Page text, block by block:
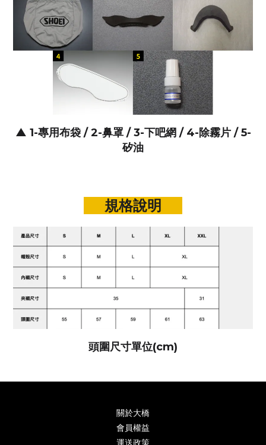
▲ 1-專用布袋 / 2-鼻罩 / 3-下吧網 / 4-除霧片 / 5-
矽油
規格說明
頭圍尺寸單位(cm)
關於大橋
會員權益
運送政策